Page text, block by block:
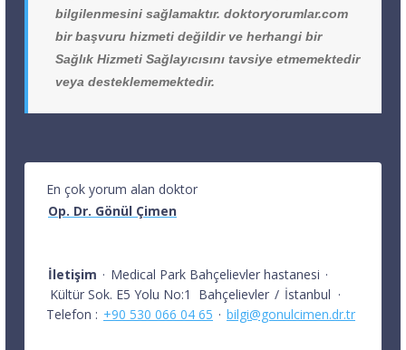
bilgilenmesini sağlamaktır. doktoryorumlar.com
bir başvuru hizmeti değildir ve herhangi bir
Sağlık Hizmeti Sağlayıcısını tavsiye etmemektedir
veya desteklememektedir.
En çok yorum alan doktor
Op. Dr. Gönül Çimen
İletişim · Medical Park Bahçelievler hastanesi ·
Kültür Sok. E5 Yolu No:1
Bahçelievler / İstanbul ·
Telefon : +90 530 066 04 65 · bilgi@gonulcimen.dr.tr